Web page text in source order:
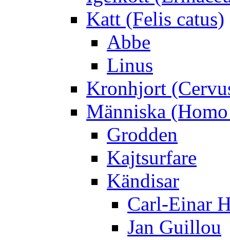
Katt (Felis catus)
Abbe
Linus
Kronhjort
Människa
Grodden
Kajtsurfare
Kändisar
Carl-Einar
Jan Guillou